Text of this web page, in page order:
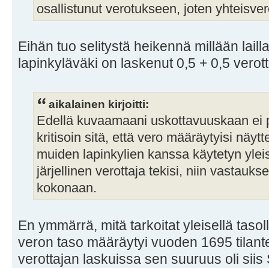
osallistunut verotukseen, joten
Eihän tuo selitystä heikennä millään
lapinkyläväki on laskenut 0,5 + 0,5
aikalainen kirjoitti:
Edellä kuvaamaani uskottavuuskaan ei
kritisoin sitä, että vero määräytyisi
muiden lapinkylien kanssa käytetyn
järjellinen verottaja tekisi, niin
kokonaan.
En ymmärrä, mitä tarkoitat yleisellä
veron taso määräytyi vuoden 1695
verottajan laskuissa sen suuruus oli siis